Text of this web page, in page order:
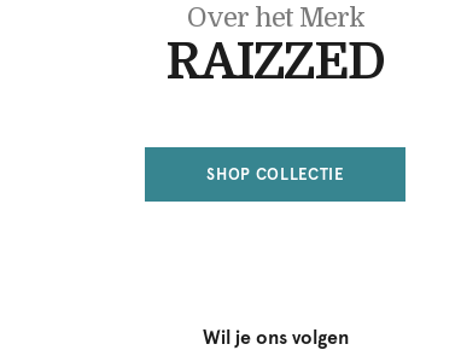
Over het Merk
RAIZZED
SHOP COLLECTIE
Wil je ons volgen